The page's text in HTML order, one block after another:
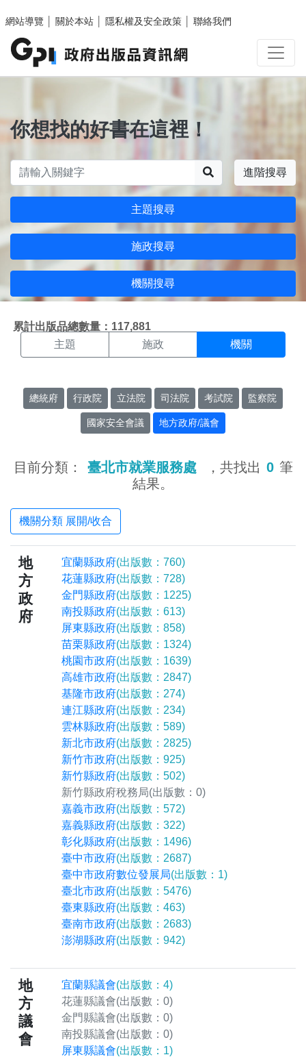
網站導覽
關於本站 隱私權及安全政策 聯絡我們
你想找的好書在這裡！
進階搜尋
主題搜尋
施政搜尋
機關搜尋
累計出版品總數量：117,881
機關搜尋結果頁面
主題 施政 機關
總統府 行政院 立法院 司法院 考試院 監察院
國家安全會議 地方政府/議會
目前分類： 臺北市就業服務處 ，共找出 0 筆
結果。
機關分類 展開/收合
地
方
政
府
宜蘭縣政府(出版數：760)
花蓮縣政府(出版數：728)
金門縣政府(出版數：1225)
南投縣政府(出版數：613)
屏東縣政府(出版數：858)
苗栗縣政府(出版數：1324)
桃園市政府(出版數：1639)
高雄市政府(出版數：2847)
基隆市政府(出版數：274)
連江縣政府(出版數：234)
雲林縣政府(出版數：589)
新北市政府(出版數：2825)
新竹市政府(出版數：925)
新竹縣政府(出版數：502)
新竹縣政府稅務局(出版數：0)
嘉義市政府(出版數：572)
嘉義縣政府(出版數：322)
彰化縣政府(出版數：1496)
臺中市政府(出版數：2687)
臺中市政府數位發展局(出版數：1)
臺北市政府(出版數：5476)
臺東縣政府(出版數：463)
臺南市政府(出版數：2683)
澎湖縣政府(出版數：942)
地
方
議
會
宜蘭縣議會(出版數：4)
花蓮縣議會(出版數：0)
金門縣議會(出版數：0)
南投縣議會(出版數：0)
屏東縣議會(出版數：1)